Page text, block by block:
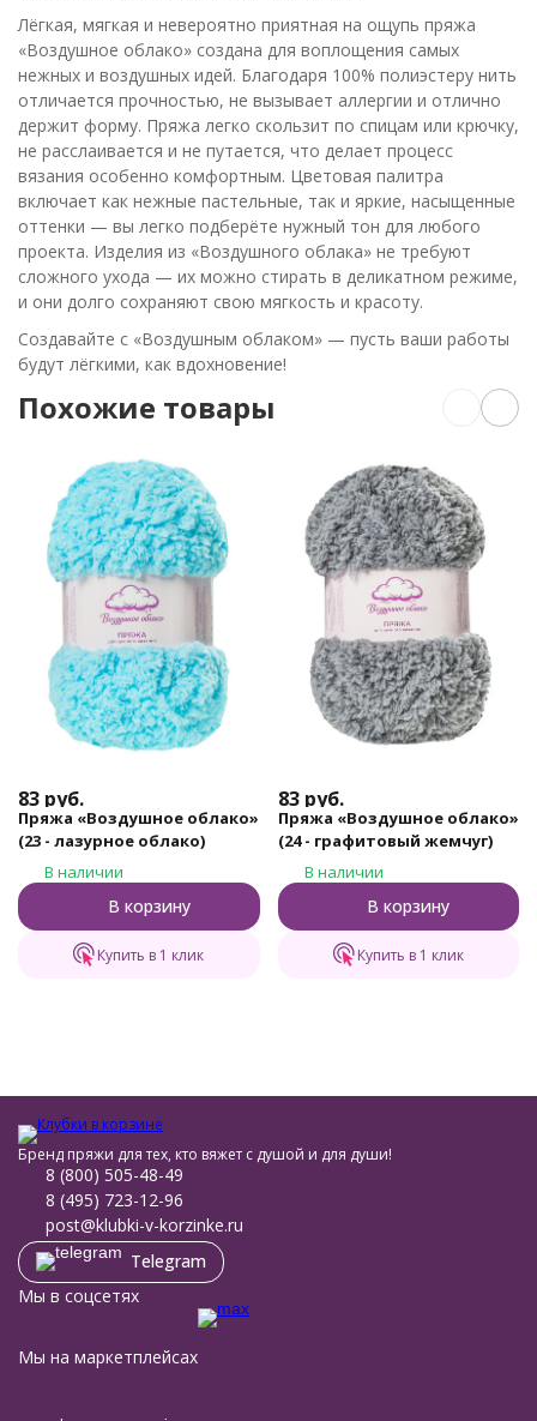
Лёгкая, мягкая и невероятно приятная на ощупь пряжа
«Воздушное облако» создана для воплощения самых
нежных и воздушных идей. Благодаря 100% полиэстеру нить
отличается прочностью, не вызывает аллергии и отлично
держит форму. Пряжа легко скользит по спицам или крючку,
не расслаивается и не путается, что делает процесс
вязания особенно комфортным. Цветовая палитра
включает как нежные пастельные, так и яркие, насыщенные
оттенки — вы легко подберёте нужный тон для любого
проекта. Изделия из «Воздушного облака» не требуют
сложного ухода — их можно стирать в деликатном режиме,
и они долго сохраняют свою мягкость и красоту.
Создавайте с «Воздушным облаком» — пусть ваши работы
будут лёгкими, как вдохновение!
Похожие товары
83 руб.
Пряжа «Воздушное облако»
(23 - лазурное облако)
В наличии
В корзину
Купить в 1 клик
83 руб.
Пряжа «Воздушное облако»
(24 - графитовый жемчуг)
В наличии
В корзину
Купить в 1 клик
Бренд пряжи для тех, кто вяжет с душой и для души!
8 (800) 505-48-49
8 (495) 723-12-96
post@klubki-v-korzinke.ru
Telegram
Мы в соцсетях
Мы на маркетплейсах